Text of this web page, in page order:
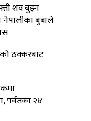
शव बुझ्न
बुबाले
ठक्करबाट
पर्वतका २४